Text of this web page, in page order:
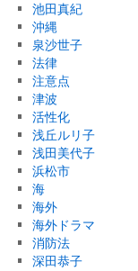
池田真紀
沖縄
泉沙世子
法律
注意点
津波
活性化
浅丘ルリ子
浅田美代子
浜松市
海
海外
海外ドラマ
消防法
深田恭子